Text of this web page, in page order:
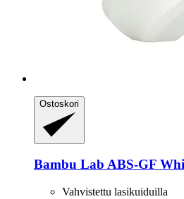
Ostoskori
Bambu Lab ABS-​GF
Vahvistettu lasikuiduilla